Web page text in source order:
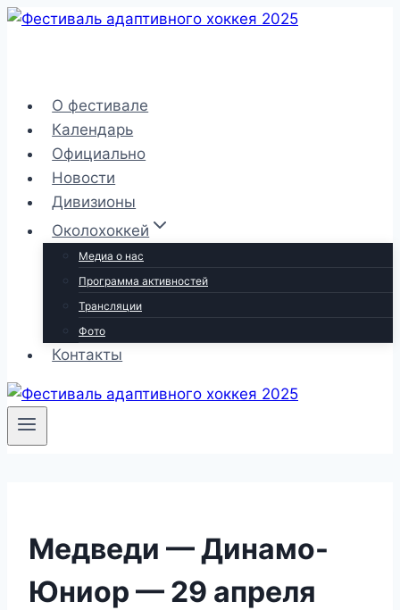
Перейти
О фестивале
Календарь
Официально
Новости
Дивизионы
Околохоккей
Медиа о нас
Программа активностей
Трансляции
Фото
Контакты
Медведи — Динамо-
Юниор — 29 апреля